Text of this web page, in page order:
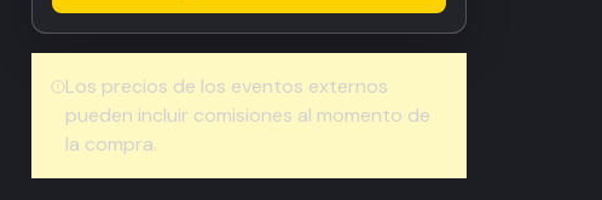
Los precios de los eventos externos
pueden incluir comisiones al momento de
la compra.